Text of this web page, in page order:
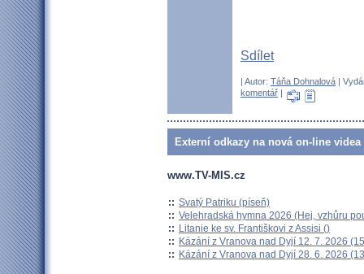
Sdílet
| Autor: Táňa Dohnalová |
komentář |
Externí odkazy na nová on-line videa
www.TV-MIS.cz
:: Svatý Patriku (píseň)
:: Velehradská hymna 2026 (Hej, vzhůru
:: Litanie ke sv. Františkovi z Assisi ()
:: Kázání z Vranova nad Dyjí 12. 7. 2026
:: Kázání z Vranova nad Dyjí 28. 6. 2026